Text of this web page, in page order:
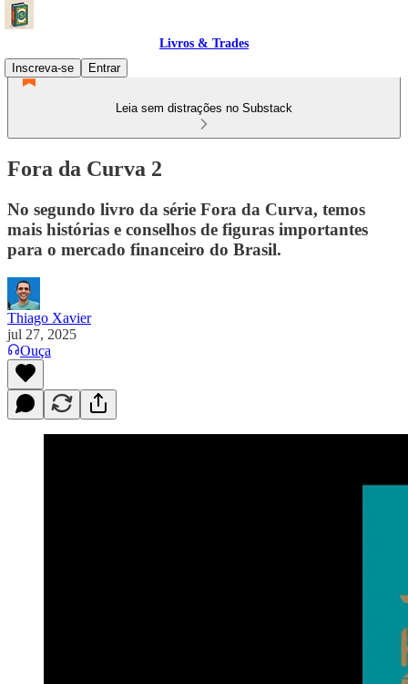
Livros & Trades
Inscreva-se
Entrar
Leia sem distrações no Substack
Fora da Curva 2
No segundo livro da série Fora da Curva, temos
mais histórias e conselhos de figuras importantes
para o mercado financeiro do Brasil.
Thiago Xavier
jul 27, 2025
Ouça